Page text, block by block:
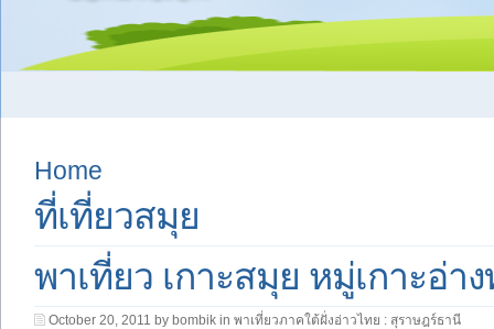
Home
ที่เที่ยวสมุย
พาเที่ยว เกาะสมุย หมู่เกาะอ่า
October 20, 2011 by bombik in พาเที่ยวภาคใต้ฝั่งอ่าวไทย : สุราษฎร์ธานี